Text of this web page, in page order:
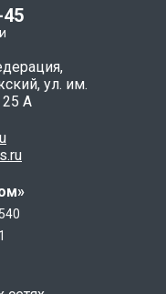
ул. им.
А